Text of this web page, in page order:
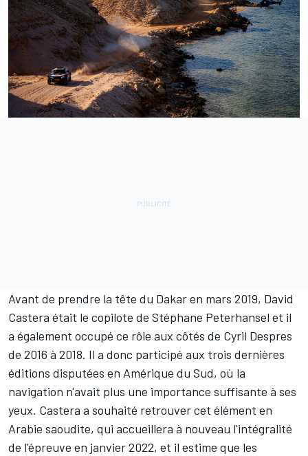
Avant de prendre la tête du Dakar en mars 2019, David
Castera était le copilote de Stéphane Peterhansel et il
a également occupé ce rôle aux côtés de Cyril Despres
de 2016 à 2018. Il a donc participé aux trois dernières
éditions disputées en Amérique du Sud, où la
navigation n'avait plus une importance suffisante à ses
yeux. Castera a souhaité retrouver cet élément en
Arabie saoudite, qui accueillera à nouveau l'intégralité
de l'épreuve en janvier 2022, et il estime que les